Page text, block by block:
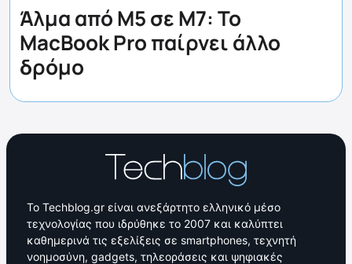
Άλμα από M5 σε M7: Το
MacBook Pro παίρνει άλλο
δρόμο
Το Techblog.gr είναι ανεξάρτητο ελληνικό μέσο
τεχνολογίας που ιδρύθηκε το 2007 και καλύπτει
καθημερινά τις εξελίξεις σε smartphones, τεχνητή
νοημοσύνη, gadgets, τηλεοράσεις και ψηφιακές